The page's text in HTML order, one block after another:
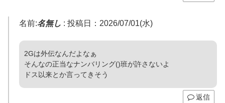
名前:名無し : 投稿日：2026/07/01(水)
2Gは外伝なんだよなぁ
そんなの正当なナンバリング()班が許さないよ
ドス以来とか言ってきそう
返信